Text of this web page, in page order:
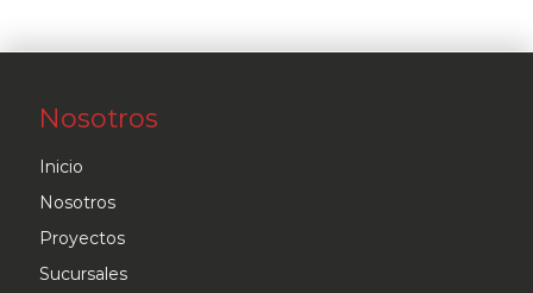
Nosotros
Inicio
Nosotros
Proyectos
Sucursales